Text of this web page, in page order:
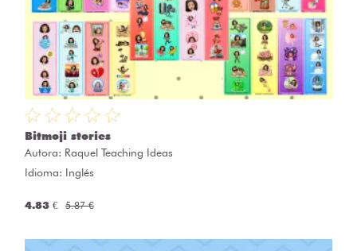
Bitmoji stories
Autora: Raquel Teaching Ideas
Idioma: Inglés
4.83 € 5.87 €